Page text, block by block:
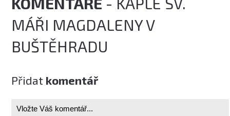
MÁŘI MAGDALENY V
BUŠTĚHRADU
Přidat komentář